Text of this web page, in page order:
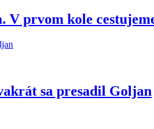
V prvom kole
sa presadil Goljan